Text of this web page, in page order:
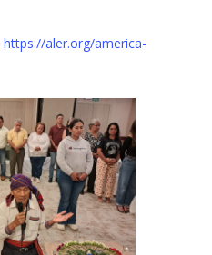
https://aler.org/america-